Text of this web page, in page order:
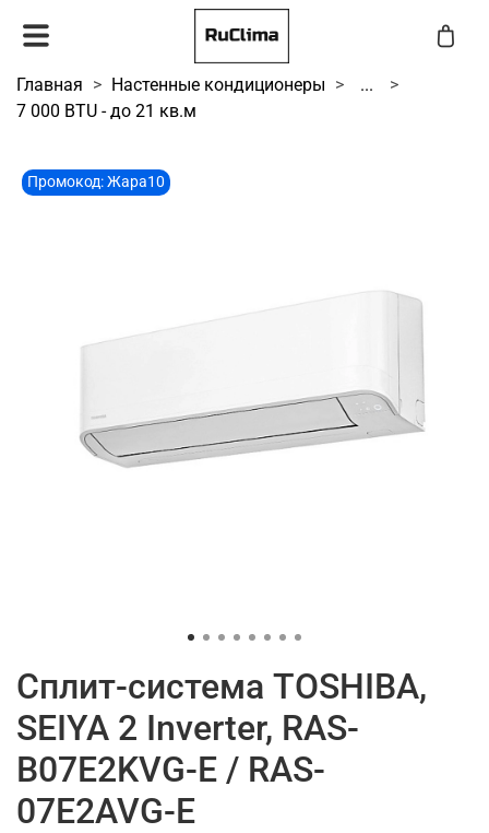
Главная Настенные кондиционеры
...
7 000 BTU - до 21 кв.м
Промокод: Жара10
Сплит-система TOSHIBA,
SEIYA 2 Inverter, RAS-
B07E2KVG-E / RAS-
07E2AVG-E